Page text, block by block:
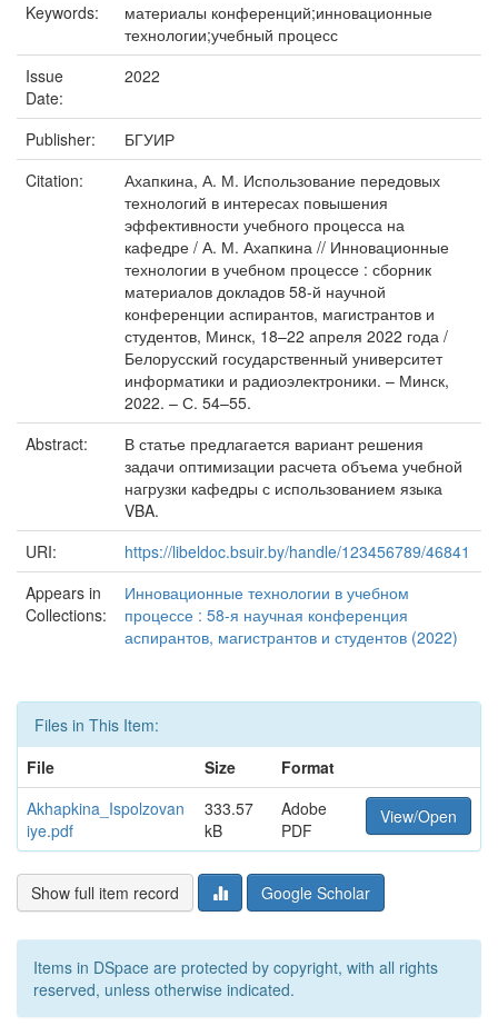
Keywords:
материалы конференций;инновационные
технологии;учебный процесс
Issue
Date:
2022
Publisher:
БГУИР
Citation:
Ахапкина, А. М. Использование передовых
технологий в интересах повышения
эффективности учебного процесса на
кафедре / А. М. Ахапкина // Инновационные
технологии в учебном процессе : сборник
материалов докладов 58-й научной
конференции аспирантов, магистрантов и
студентов, Минск, 18–22 апреля 2022 года /
Белорусский государственный университет
информатики и радиоэлектроники. – Минск,
2022. – С. 54–55.
Abstract:
В статье предлагается вариант решения
задачи оптимизации расчета объема учебной
нагрузки кафедры с использованием языка
VBA.
URI:
https://libeldoc.bsuir.by/handle/123456789/46841
Appears in
Collections:
Инновационные технологии в учебном
процессе : 58-я научная конференция
аспирантов, магистрантов и студентов (2022)
Files in This Item:
File
Size
Format
Akhapkina_Ispolzovan
iye.pdf
333.57
kB
Adobe
PDF
View/Open
Show full item record Google Scholar
Items in DSpace are protected by copyright, with all rights
reserved, unless otherwise indicated.